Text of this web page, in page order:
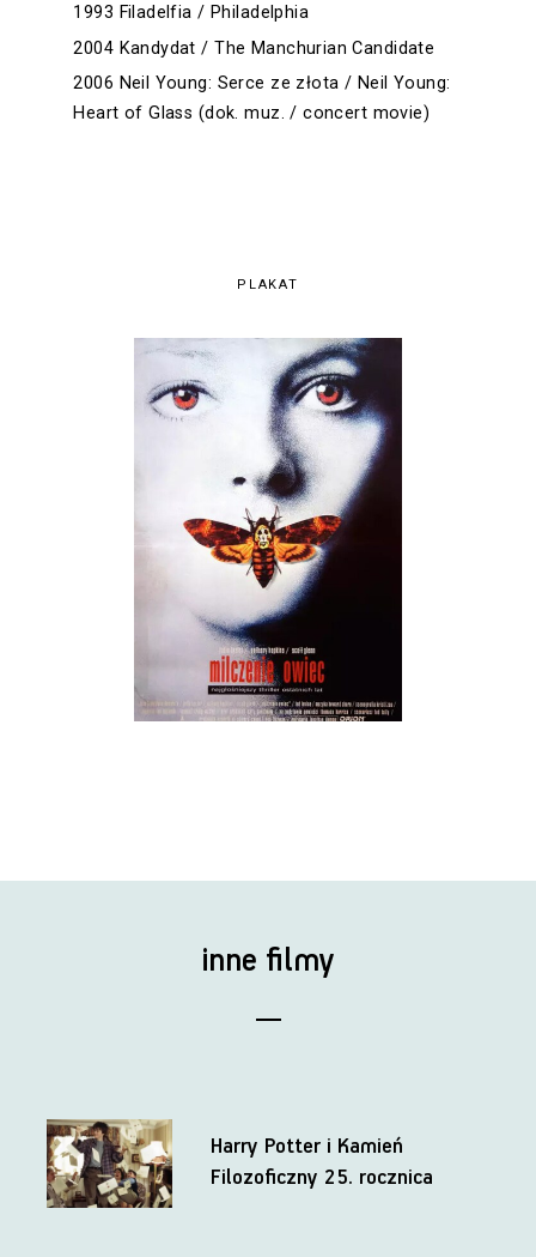
PLAKAT
1993 Filadelfia / Philadelphia
2004 Kandydat / The Manchurian Candidate
2006 Neil Young: Serce ze złota / Neil Young:
Heart of Glass (dok. muz. / concert movie)
inne filmy
Harry Potter i Kamień
Filozoficzny 25. rocznica